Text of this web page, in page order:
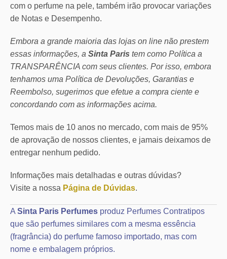
com o perfume na pele, também irão provocar variações
de Notas e Desempenho.
Embora a grande maioria das lojas on line não prestem
essas informações, a Sinta Paris tem como Política a
TRANSPARÊNCIA com seus clientes. Por isso, embora
tenhamos uma Política de Devoluções, Garantias e
Reembolso, sugerimos que efetue a compra ciente e
concordando com as informações acima.
Temos mais de 10 anos no mercado, com mais de 95%
de aprovação de nossos clientes, e jamais deixamos de
entregar nenhum pedido.
Informações mais detalhadas e outras dúvidas?
Visite a nossa Página de Dúvidas.
A Sinta Paris Perfumes produz Perfumes Contratipos
que são perfumes similares com a mesma essência
(fragrância) do perfume famoso importado, mas com
nome e embalagem próprios.